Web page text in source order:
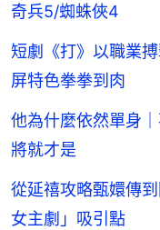
奇兵5/蜘蛛俠4
短劇《打》以職業
屏特色拳拳到肉
他為什麼依然單身
將就才是
從延禧攻略甄嬛傳
女主劇」吸引點